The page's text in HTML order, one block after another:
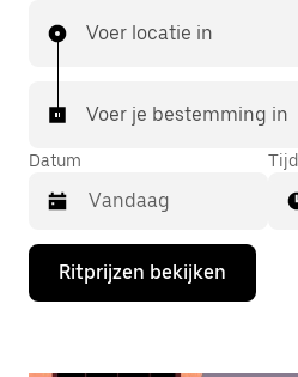
Voer locatie in
Voer je bestemming in
Datum
Druk
de
Tijd
Ritprijzen bekijken